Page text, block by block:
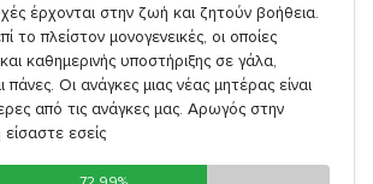
έρχονται στην ζωή και ζητούν βοήθεια.
το πλείστον μονογενεικές, οι οποίες
καθημερινής υποστήριξης σε γάλα,
Οι ανάγκες μιας νέας μητέρας είναι
από τις ανάγκες μας. Αρωγός στην
εσείς
72.99%